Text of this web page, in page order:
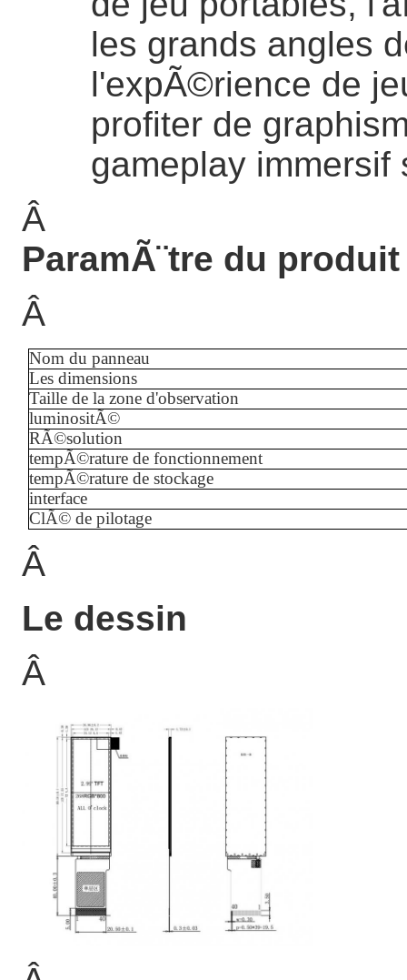
les grands angles
l'expÃ©rience de
profiter de
gameplay
Â
ParamÃ¨tre du produit
Â
Nom du panneau
Les dimensions
Taille de la zone d'observation
luminositÃ©
RÃ©solution
tempÃ©rature de fonctionnement
tempÃ©rature de stockage
interface
ClÃ© de pilotage
Â
Le dessin
Â